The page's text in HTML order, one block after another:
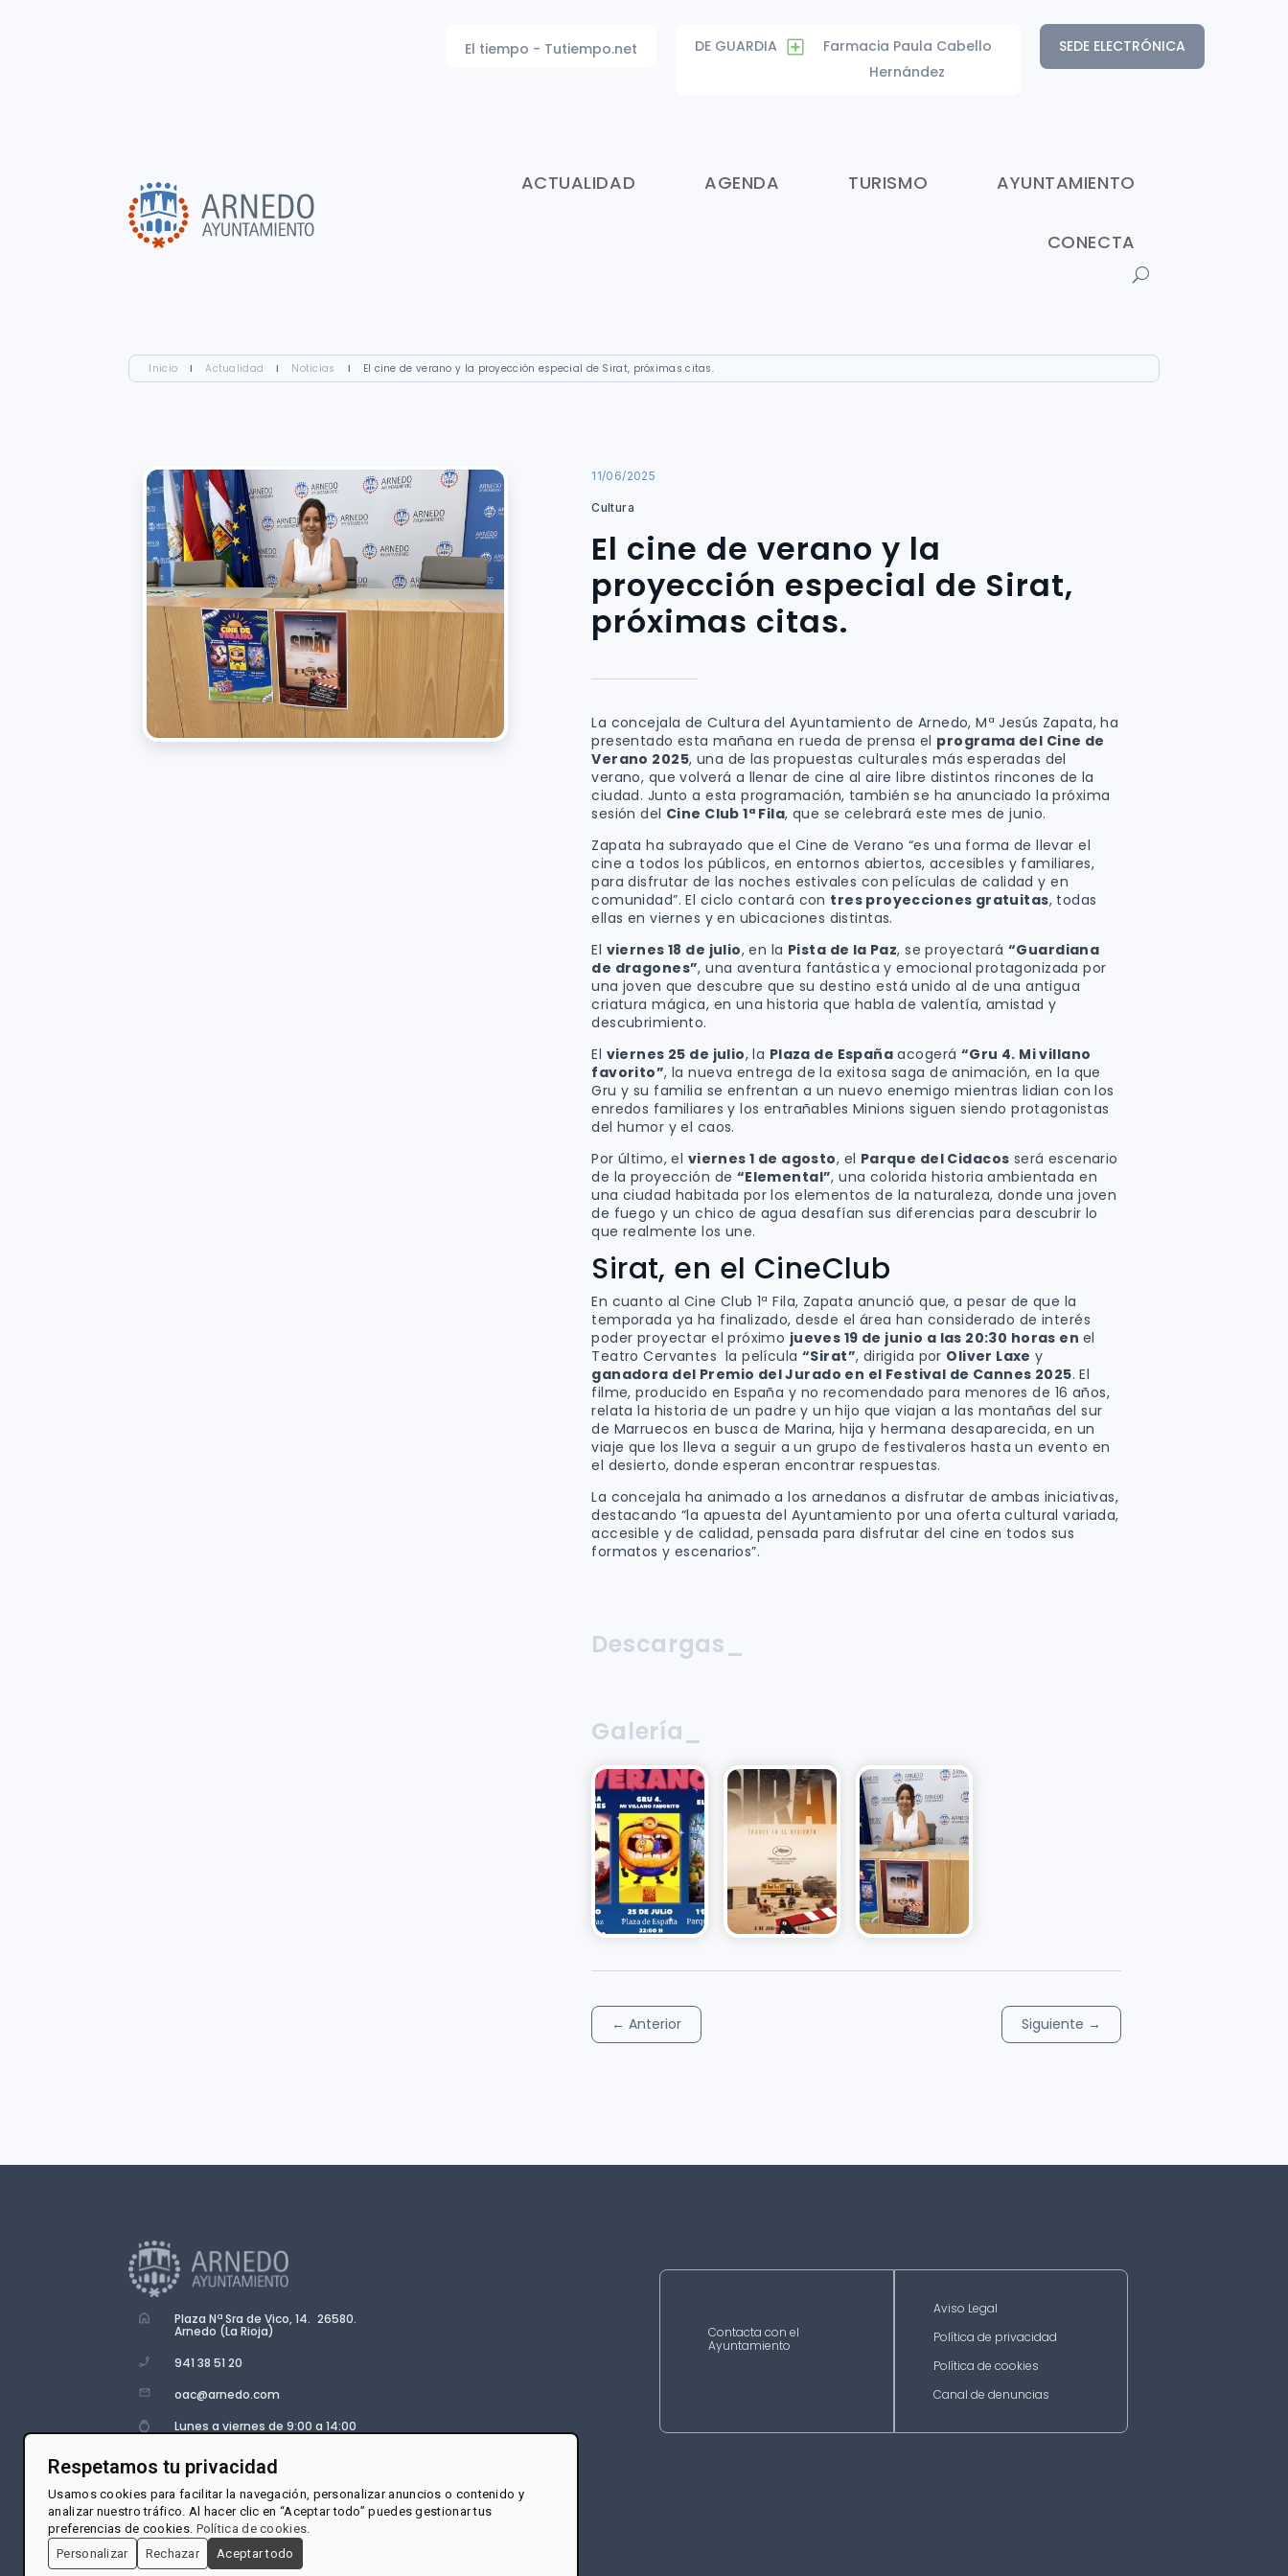
SEDE ELECTRÓNICA
DE GUARDIA
Farmacia Paula Cabello
Hernández
El tiempo - Tutiempo.net
ACTUALIDAD AGENDA TURISMO AYUNTAMIENTO
CONECTA
Inicio I Actualidad I Noticias I El cine de verano y la proyección especial de Sirat, próximas citas.
11/06/2025
Cultura
El cine de verano y la
proyección especial de Sirat,
próximas citas.
La concejala de Cultura del Ayuntamiento de Arnedo, Mª Jesús Zapata, ha
presentado esta mañana en rueda de prensa el programa del Cine de
Verano 2025, una de las propuestas culturales más esperadas del
verano, que volverá a llenar de cine al aire libre distintos rincones de la
ciudad. Junto a esta programación, también se ha anunciado la próxima
sesión del Cine Club 1ª Fila, que se celebrará este mes de junio.
Zapata ha subrayado que el Cine de Verano “es una forma de llevar el
cine a todos los públicos, en entornos abiertos, accesibles y familiares,
para disfrutar de las noches estivales con películas de calidad y en
comunidad”. El ciclo contará con tres proyecciones gratuitas, todas
ellas en viernes y en ubicaciones distintas.
El viernes 18 de julio, en la Pista de la Paz, se proyectará“Guardiana
de dragones”, una aventura fantástica y emocional protagonizada por
una joven que descubre que su destino está unido al de una antigua
criatura mágica, en una historia que habla de valentía, amistad y
descubrimiento.
El viernes 25 de julio, la Plaza de España acogerá “Gru 4. Mi villano
favorito”, la nueva entrega de la exitosa saga de animación, en la que
Gru y su familia se enfrentan a un nuevo enemigo mientras lidian con los
enredos familiares y los entrañables Minions siguen siendo protagonistas
del humor y el caos.
Por último, el viernes 1 de agosto, el Parque del Cidacos será escenario
de la proyección de “Elemental”, una colorida historia ambientada en
una ciudad habitada por los elementos de la naturaleza, donde una joven
de fuego y un chico de agua desafían sus diferencias para descubrir lo
que realmente los une.
Sirat, en el CineClub
En cuanto al Cine Club 1ª Fila, Zapata anunció que, a pesar de que la
temporada ya ha finalizado, desde el área han considerado de interés
poder proyectar el próximo jueves 19 de junio a las 20:30 horas en el
Teatro Cervantes la película “Sirat”, dirigida por Oliver Laxe y
ganadora del Premio del Jurado en el Festival de Cannes 2025. El
filme, producido en España y no recomendado para menores de 16 años,
relata la historia de un padre y un hijo que viajan a las montañas del sur
de Marruecos en busca de Marina, hija y hermana desaparecida, en un
viaje que los lleva a seguir a un grupo de festivaleros hasta un evento en
el desierto, donde esperan encontrar respuestas.
La concejala ha animado a los arnedanos a disfrutar de ambas iniciativas,
destacando “la apuesta del Ayuntamiento por una oferta cultural variada,
accesible y de calidad, pensada para disfrutar del cine en todos sus
formatos y escenarios”.
Descargas_
Galería_
←Anterior Siguiente →
Plaza Nª Sra de Vico, 14. 26580.
Arnedo (La Rioja)
941 38 51 20
oac@arnedo.com
Lunes a viernes de 9:00 a 14:00
Contacta con el
Ayuntamiento
Aviso Legal
Política de privacidad
Política de cookies
Canal de denuncias
Respetamos tu privacidad
Usamos cookies para facilitar la navegación, personalizar anuncios o contenido y
analizar nuestro tráfico. Al hacer clic en “Aceptar todo” puedes gestionar tus
preferencias de cookies. Política de cookies.
Personalizar
Rechazar Aceptar todo